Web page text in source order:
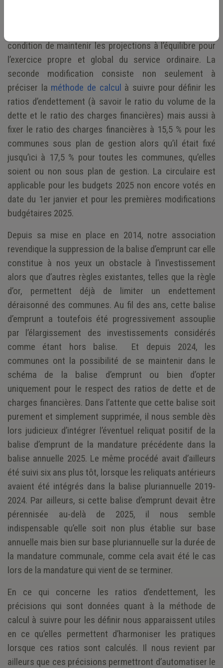
condition de maintenir les projections à l’équilibre pour
l’exercice propre et global du service ordinaire. La
seconde modification consiste non seulement à
préciser la méthode de calcul à suivre pour définir les
ratios d’endettement (à savoir le ratio du volume de la
dette et le ratio des charges financières) mais aussi à
fixer le ratio des charges financières à 15,5 % pour les
communes sous plan de gestion alors qu’il était fixé
jusqu’ici à 17,5 % pour toutes les communes, qu’elles
soient ou non sous plan de gestion. La circulaire est
applicable pour les budgets 2025 non encore votés en
date du 1er janvier et pour les premières modifications
budgétaires 2025.
Depuis sa mise en place en 2014, notre association
revendique la suppression de la balise d’emprunt car elle
constitue à nos yeux un obstacle à l’investissement
alors que d’autres règles existantes, telles que la règle
d’or, permettent déjà de limiter un endettement
déraisonné des communes. Au fil des ans, cette balise
d’emprunt a toutefois été progressivement assouplie
par l’élargissement des investissements considérés
comme étant hors balise. Et depuis 2024, les
communes ont la possibilité de se maintenir dans le
schéma de la balise d’emprunt ou bien d’opter
uniquement pour le respect des ratios de dette et de
charges financières. Dans l’attente que cette balise soit
purement et simplement supprimée, il nous semble dès
lors judicieux d’intégrer l’éventuel reliquat positif de la
balise d’emprunt de la mandature précédente dans la
balise annuelle 2025. Le même procédé avait d’ailleurs
été suivi six ans plus tôt, lorsque les reliquats antérieurs
avaient été intégrés dans la balise pluriannuelle 2019-
2024. Par ailleurs, si cette balise d’emprunt devait être
pérennisée au-delà de 2025, il nous semble
indispensable qu’elle soit non plus établie sur base
annuelle mais bien sur base pluriannuelle sur la durée de
la mandature communale, comme cela avait été le cas
lors de la mandature qui vient de se terminer.
En ce qui concerne les ratios d’endettement, les
précisions qui sont données quant à la méthode de
calcul à suivre pour les définir nous apparaissent utiles
en ce qu’elles permettent d’harmoniser les pratiques
lorsque ces ratios sont calculés. Il nous revient par
ailleurs que ces précisions permettront d’automatiser le